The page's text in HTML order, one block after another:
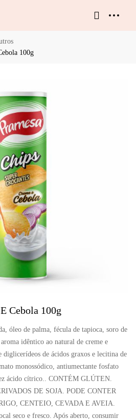
100g
Cebola 100g
óleo de palma, fécula de tapioca, soro de
idêntico ao natural de creme e
diglicerídeos de ácidos graxos e lecitina de
monossódico, antiumectante fosfato
ácido cítrico.. CONTÉM GLÚTEN.
DE SOJA. PODE CONTER
CENTEIO, CEVADA E AVEIA.
seco e fresco. Após aberto, consumir